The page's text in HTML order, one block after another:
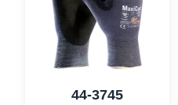
44-3745